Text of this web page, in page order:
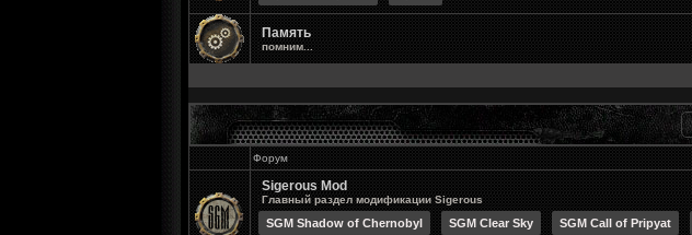
Память
помним...
Форум
Sigerous Mod
Главный раздел модификации Sigerous
SGM Shadow of Chernobyl SGM Clear Sky SGM Call of Pripyat